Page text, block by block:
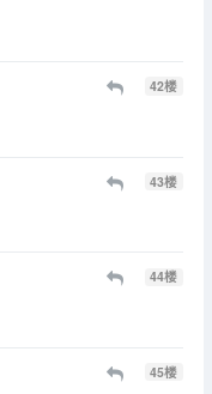
42楼
43楼
44楼
45楼